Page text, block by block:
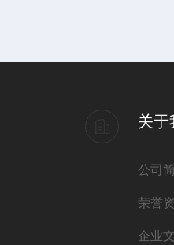
关于
公司
荣誉
企业